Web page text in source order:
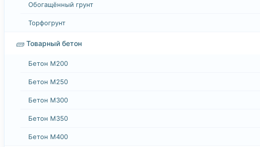
Обогащённый грунт
Торфогрунт
🧱 Товарный бетон
Бетон М200
Бетон М250
Бетон М300
Бетон М350
Бетон М400